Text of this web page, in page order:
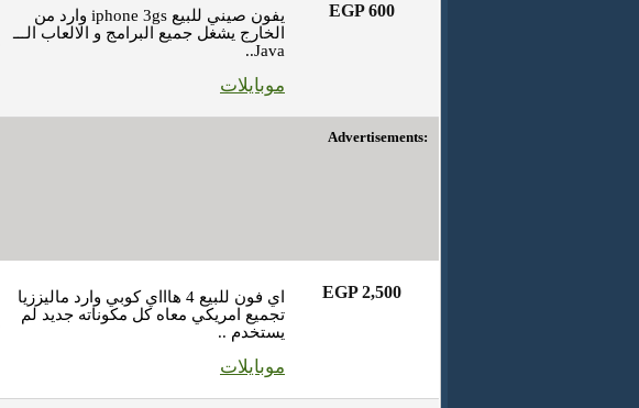
EGP 600
يفون صيني للبيع iphone 3gs وارد من
الخارج يشغل جميع البرامج و الالعاب الـــ
Java..
موبايلات
Advertisements:
EGP 2,500
اي فون للبيع 4 هاااي كوبي وارد ماليززيا
تجميع امريكي معاه كل مكوناته جديد لم
يستخدم ..
موبايلات